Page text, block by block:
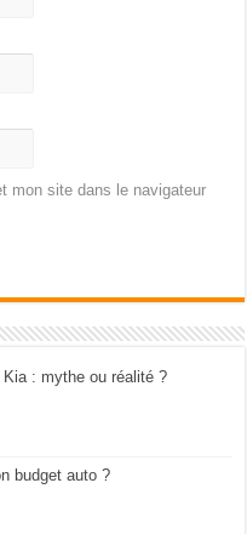
mon site dans le navigateur
: mythe ou réalité ?
budget auto ?